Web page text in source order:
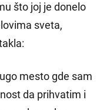
što joj je donelo
sveta,
mesto gde sam
da prihvatim i